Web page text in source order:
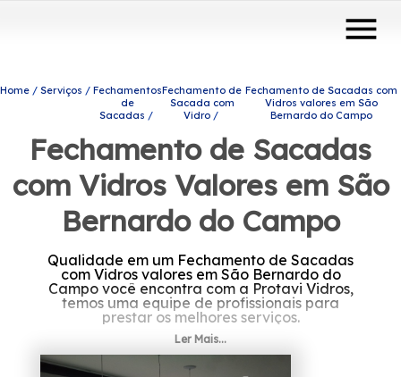
menu
Home Serviços
Fechamentos
de
Sacadas
Fechamento de
Sacada com
Vidro
Fechamento de Sacadas com
Vidros valores em São
Bernardo do Campo
Fechamento de Sacadas
com Vidros Valores em São
Bernardo do Campo
Qualidade em um Fechamento de Sacadas
com Vidros valores em São Bernardo do
Campo você encontra com a Protavi Vidros,
temos uma equipe de profissionais para
prestar os melhores serviços.
Se está precisando de Fechamento de
Sacadas com Vidros valores em São
Ler Mais...